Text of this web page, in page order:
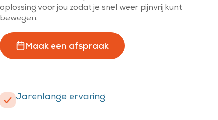
oplossing voor jou zodat je snel weer pijnvrij kunt
bewegen.
Maak een afspraak
Jarenlange ervaring